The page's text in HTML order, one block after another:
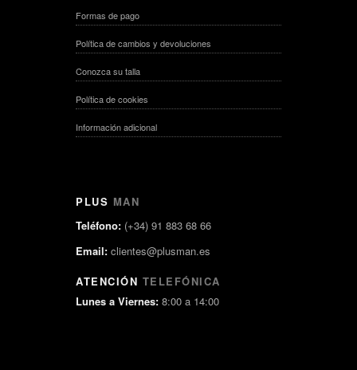
Formas de pago
Política de cambios y devoluciones
Conozca su talla
Política de cookies
Información adicional
PLUS MAN
Teléfono: (+34) 91 883 68 66
Email: clientes@plusman.es
ATENCIÓN TELEFÓNICA
Lunes a Viernes: 8:00 a 14:00